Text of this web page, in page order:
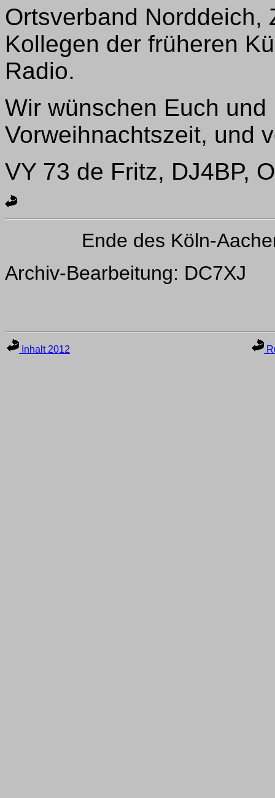
Ortsverband Norddeich,
Kollegen der früheren
Radio.
Wir wünschen Euch
Vorweihnachtszeit, und
VY 73 de Fritz, DJ4BP,
Ende des Köln-
Archiv-Bearbeitung: DC7XJ
Inhalt 2012